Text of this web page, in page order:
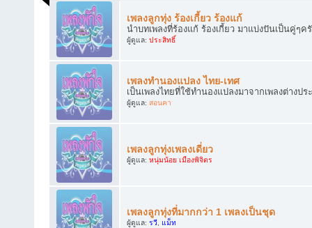
เพลงลูกทุ่ง ร้องเกี้ยว ร้องแก้
นำบทเพลงที่ร้องแก้ ร้องเกี้ยว มาแบ่งปันเป็นคู่ๆค
ผู้ดูแล: ประสิทธิ์
เพลงทำนองแปลง ไทย-เทศ
เป็นเพลงไทยที่ใช้ทำนองแปลงมาจากเพลงต่างป
ผู้ดูแล: สอนคา
เพลงลูกทุ่งเพลงเดี่ยว
ผู้ดูแล: หนุ่มน้อย เมืองพิจิตร
เพลงลูกทุ่งที่มากกว่า 1 เพลงเป็นชุด
ผู้ดูแล: รวี, แม็ท